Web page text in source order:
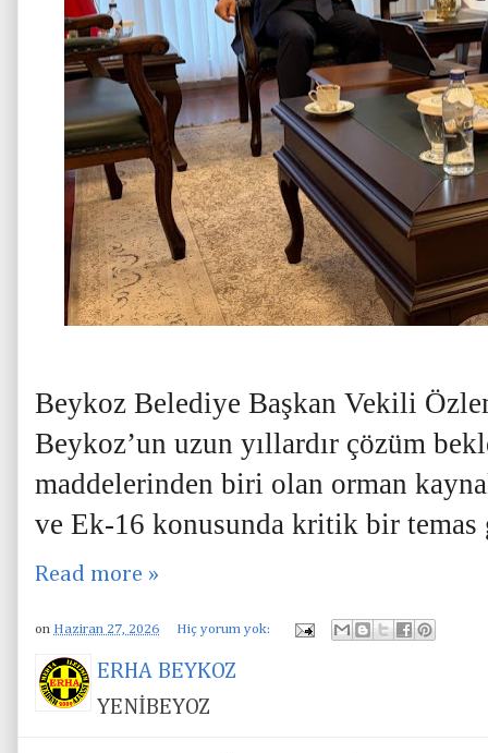
Beykoz Belediye Başkan Vekili
Beykoz’un uzun yıllardır çözüm
maddelerinden biri olan orman
ve Ek-16 konusunda kritik bir temas
Read more »
on Haziran 27, 2026 Hiç yorum yok:
ERHA BEYKOZ
YENİBEYOZ